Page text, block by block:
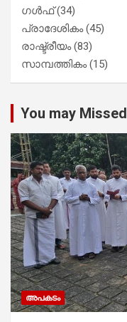
ഗൾഫ്(34)
പ്രാദേശികം(45)
രാഷ്ട്രീയം(83)
സാമ്പത്തികം(15)
You may Missed
അപകടം